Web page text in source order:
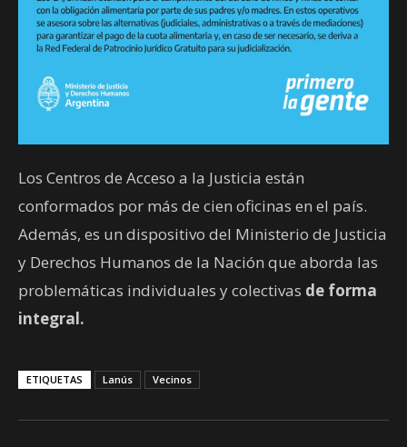
Los Centros de Acceso a la Justicia están
conformados por más de cien oficinas en el país.
Además, es un dispositivo del Ministerio de Justicia
y Derechos Humanos de la Nación que aborda las
problemáticas individuales y colectivas de forma
integral.
ETIQUETAS Lanús Vecinos